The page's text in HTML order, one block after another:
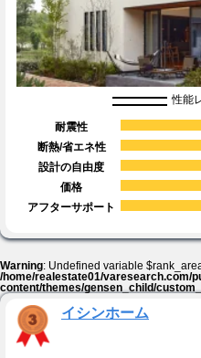
性能
耐震性
断熱/省エネ性
設計の自由度
価格
アフターサポート
Warning: Undefined variable
/home/realestate01/varesearch.com/
content/themes/gensen_child/
イシンホーム